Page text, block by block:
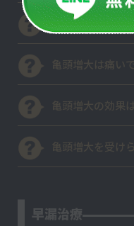
亀頭増大は早漏
亀頭増大は痛い
亀頭増大の効果
亀頭増大を受け
早漏治療